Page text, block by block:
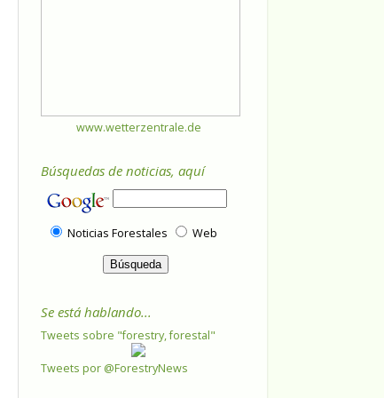
www.wetterzentrale.de
Búsquedas de noticias, aquí
Noticias Forestales Web
Se está hablando...
Tweets sobre "forestry, forestal"
Tweets por @ForestryNews